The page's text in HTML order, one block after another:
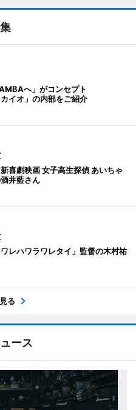
へ」がコンセプト
カイオ」の内部をご紹介
新喜劇映画 女子高生探偵 あいちゃ
井藍さん
レハワラワレタイ」監督の木村祐
る
ース